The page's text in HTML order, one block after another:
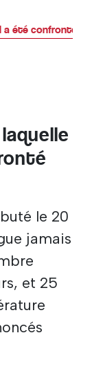
a été confronté
le 20
jamais
et 25